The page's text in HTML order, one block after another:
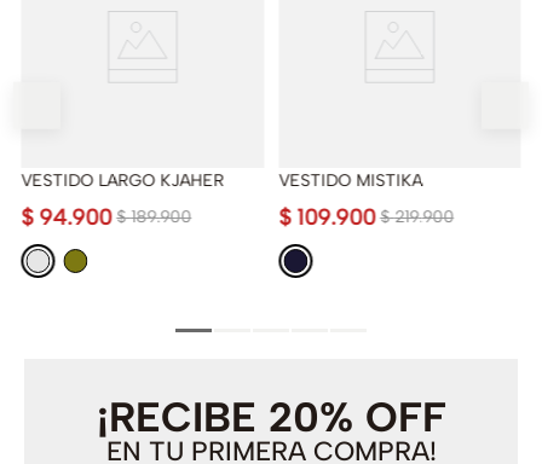
VESTIDO LARGO KJAHER
$ 189.900
$ 94.900
VESTIDO MISTIKA
$ 219.900
$ 109.900
¡RECIBE 20% OFF
EN TU PRIMERA COMPRA!